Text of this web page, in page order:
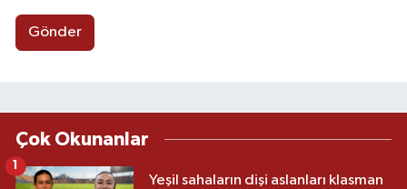
Gönder
Çok Okunanlar
Yeşil sahaların dişi aslanları klasman
1